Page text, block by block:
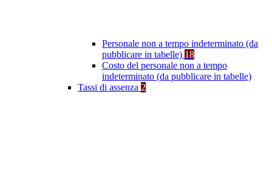
Personale non a tempo indeterminato (da
pubblicare in tabelle) 18
Costo del personale non a tempo
indeterminato (da pubblicare in tabelle)
Tassi di assenza 2